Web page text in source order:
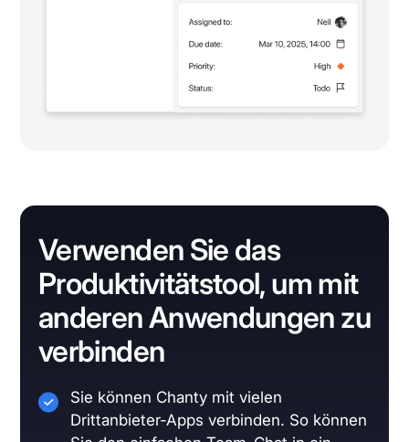
Verwenden Sie das
Produktivitätstool, um mit
anderen Anwendungen zu
verbinden
Sie können Chanty mit vielen
Drittanbieter-Apps verbinden. So können